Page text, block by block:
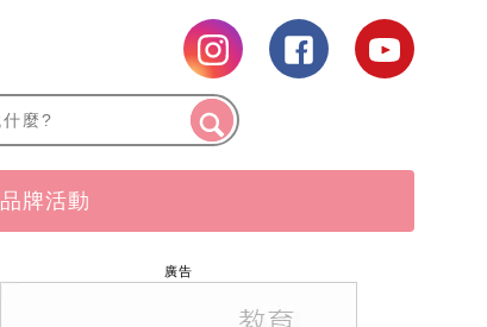
品牌活動
廣告